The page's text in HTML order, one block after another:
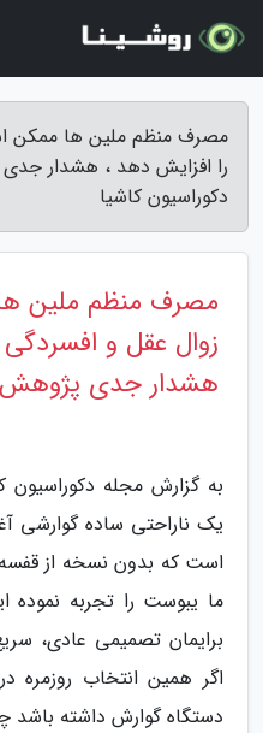
مصرف منظم ملین ها ممکن
را افزایش دهد ، هشدار
دکوراسیون کاشیا
مصرف منظم ملین
زوال عقل و
هشدار جدی
به گزارش مجله دکوراسیون
یک ناراحتی ساده گوارشی
است که بدون نسخه از
برایمان تصمیمی عادی،
اگر همین انتخاب روزمره
دستگاه گوارش داشته باشد